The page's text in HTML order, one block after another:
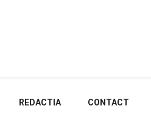
REDACTIA CONTACT